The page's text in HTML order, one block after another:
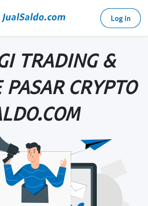
Log in
TRADING &
PASAR CRYPTO